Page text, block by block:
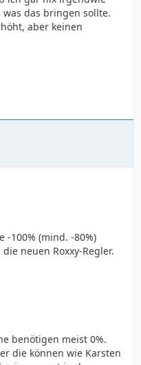
das bringen sollte.
aber keinen
-100% (mind. -80%)
neuen Roxxy-Regler.
benötigen meist 0%.
die können wie Karsten